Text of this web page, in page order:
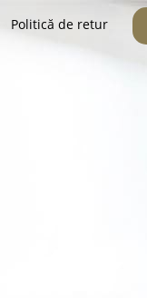
Politică de retur